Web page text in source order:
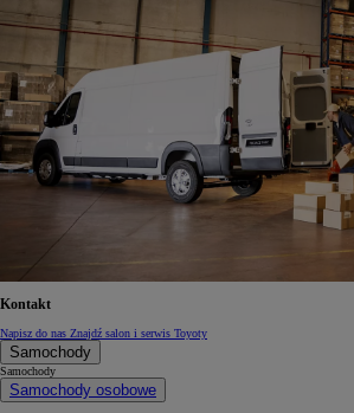
Kontakt
Napisz do nas Znajdź salon i serwis Toyoty
Samochody
Samochody
Samochody osobowe